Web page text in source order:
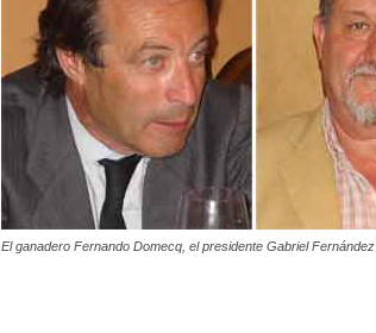
El ganadero Fernando Domecq, el presidente Gabriel